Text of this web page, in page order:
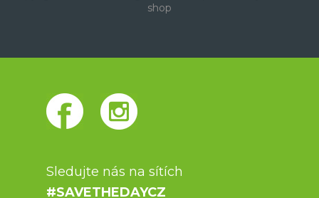
shop
Sledujte nás na sítích
#SAVETHEDAYCZ